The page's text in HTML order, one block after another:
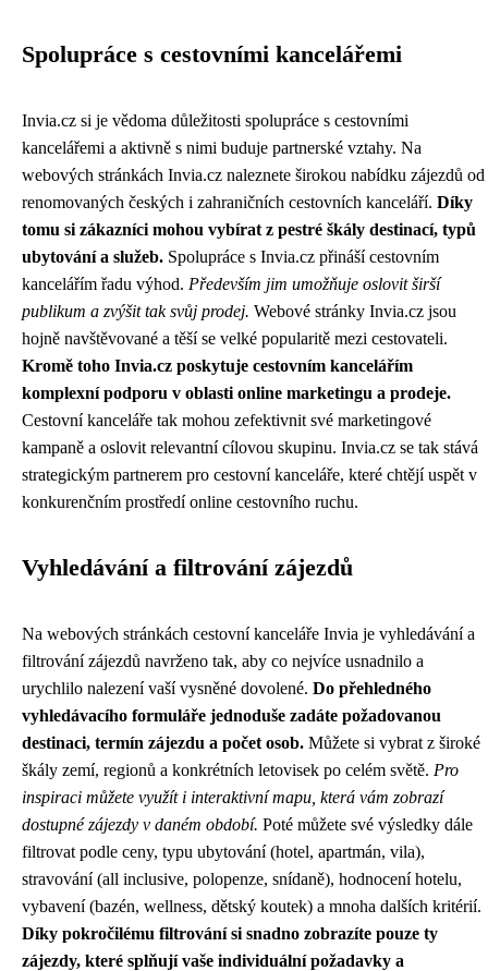
Spolupráce s cestovními kancelářemi
Invia.cz si je vědoma důležitosti spolupráce s cestovními
kancelářemi a aktivně s nimi buduje partnerské vztahy. Na
webových stránkách Invia.cz naleznete širokou nabídku zájezdů od
renomovaných českých i zahraničních cestovních kanceláří. Díky
tomu si zákazníci mohou vybírat z pestré škály destinací, typů
ubytování a služeb. Spolupráce s Invia.cz přináší cestovním
kancelářím řadu výhod. Především jim umožňuje oslovit širší
publikum a zvýšit tak svůj prodej. Webové stránky Invia.cz jsou
hojně navštěvované a těší se velké popularitě mezi cestovateli.
Kromě toho Invia.cz poskytuje cestovním kancelářím
komplexní podporu v oblasti online marketingu a prodeje.
Cestovní kanceláře tak mohou zefektivnit své marketingové
kampaně a oslovit relevantní cílovou skupinu. Invia.cz se tak stává
strategickým partnerem pro cestovní kanceláře, které chtějí uspět v
konkurenčním prostředí online cestovního ruchu.
Vyhledávání a filtrování zájezdů
Na webových stránkách cestovní kanceláře Invia je vyhledávání a
filtrování zájezdů navrženo tak, aby co nejvíce usnadnilo a
urychlilo nalezení vaší vysněné dovolené. Do přehledného
vyhledávacího formuláře jednoduše zadáte požadovanou
destinaci, termín zájezdu a počet osob. Můžete si vybrat z široké
škály zemí, regionů a konkrétních letovisek po celém světě. Pro
inspiraci můžete využít i interaktivní mapu, která vám zobrazí
dostupné zájezdy v daném období. Poté můžete své výsledky dále
filtrovat podle ceny, typu ubytování (hotel, apartmán, vila),
stravování (all inclusive, polopenze, snídaně), hodnocení hotelu,
vybavení (bazén, wellness, dětský koutek) a mnoha dalších kritérií.
Díky pokročilému filtrování si snadno zobrazíte pouze ty
zájezdy, které splňují vaše individuální požadavky a